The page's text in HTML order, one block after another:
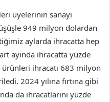
üyelerinin sanayi
949 milyon dolardan
aylarda ihracatta hep
ayında ihracatta yüzde
ürünleri ihracatı 683 milyon
2024 yılına fırtına gibi
da ihracatlarını yüzde